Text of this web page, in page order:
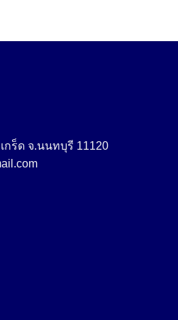
กร็ด จ.นนทบุรี 11120